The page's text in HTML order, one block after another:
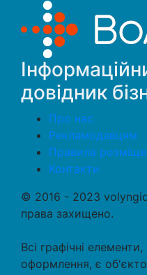
довідник
Про нас
Рекламодавцям
Правила
Контакти
© 2016 - 2023
права захищено.
Всі графічні
оформлення, є